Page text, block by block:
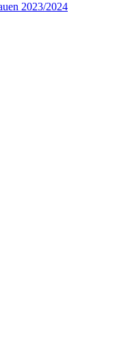
2023/2024